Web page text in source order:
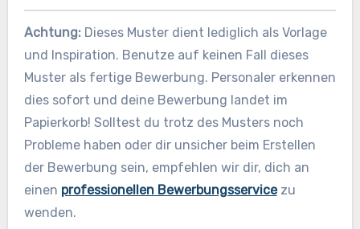
Achtung:Dieses Muster dient lediglich als Vorlage
und Inspiration. Benutze auf keinen Fall dieses
Muster als fertige Bewerbung. Personaler erkennen
dies sofort und deine Bewerbung landet im
Papierkorb! Solltest du trotz des Musters noch
Probleme haben oder dir unsicher beim Erstellen
der Bewerbung sein, empfehlen wir dir, dich an
einen professionellen Bewerbungsservicezu
wenden.